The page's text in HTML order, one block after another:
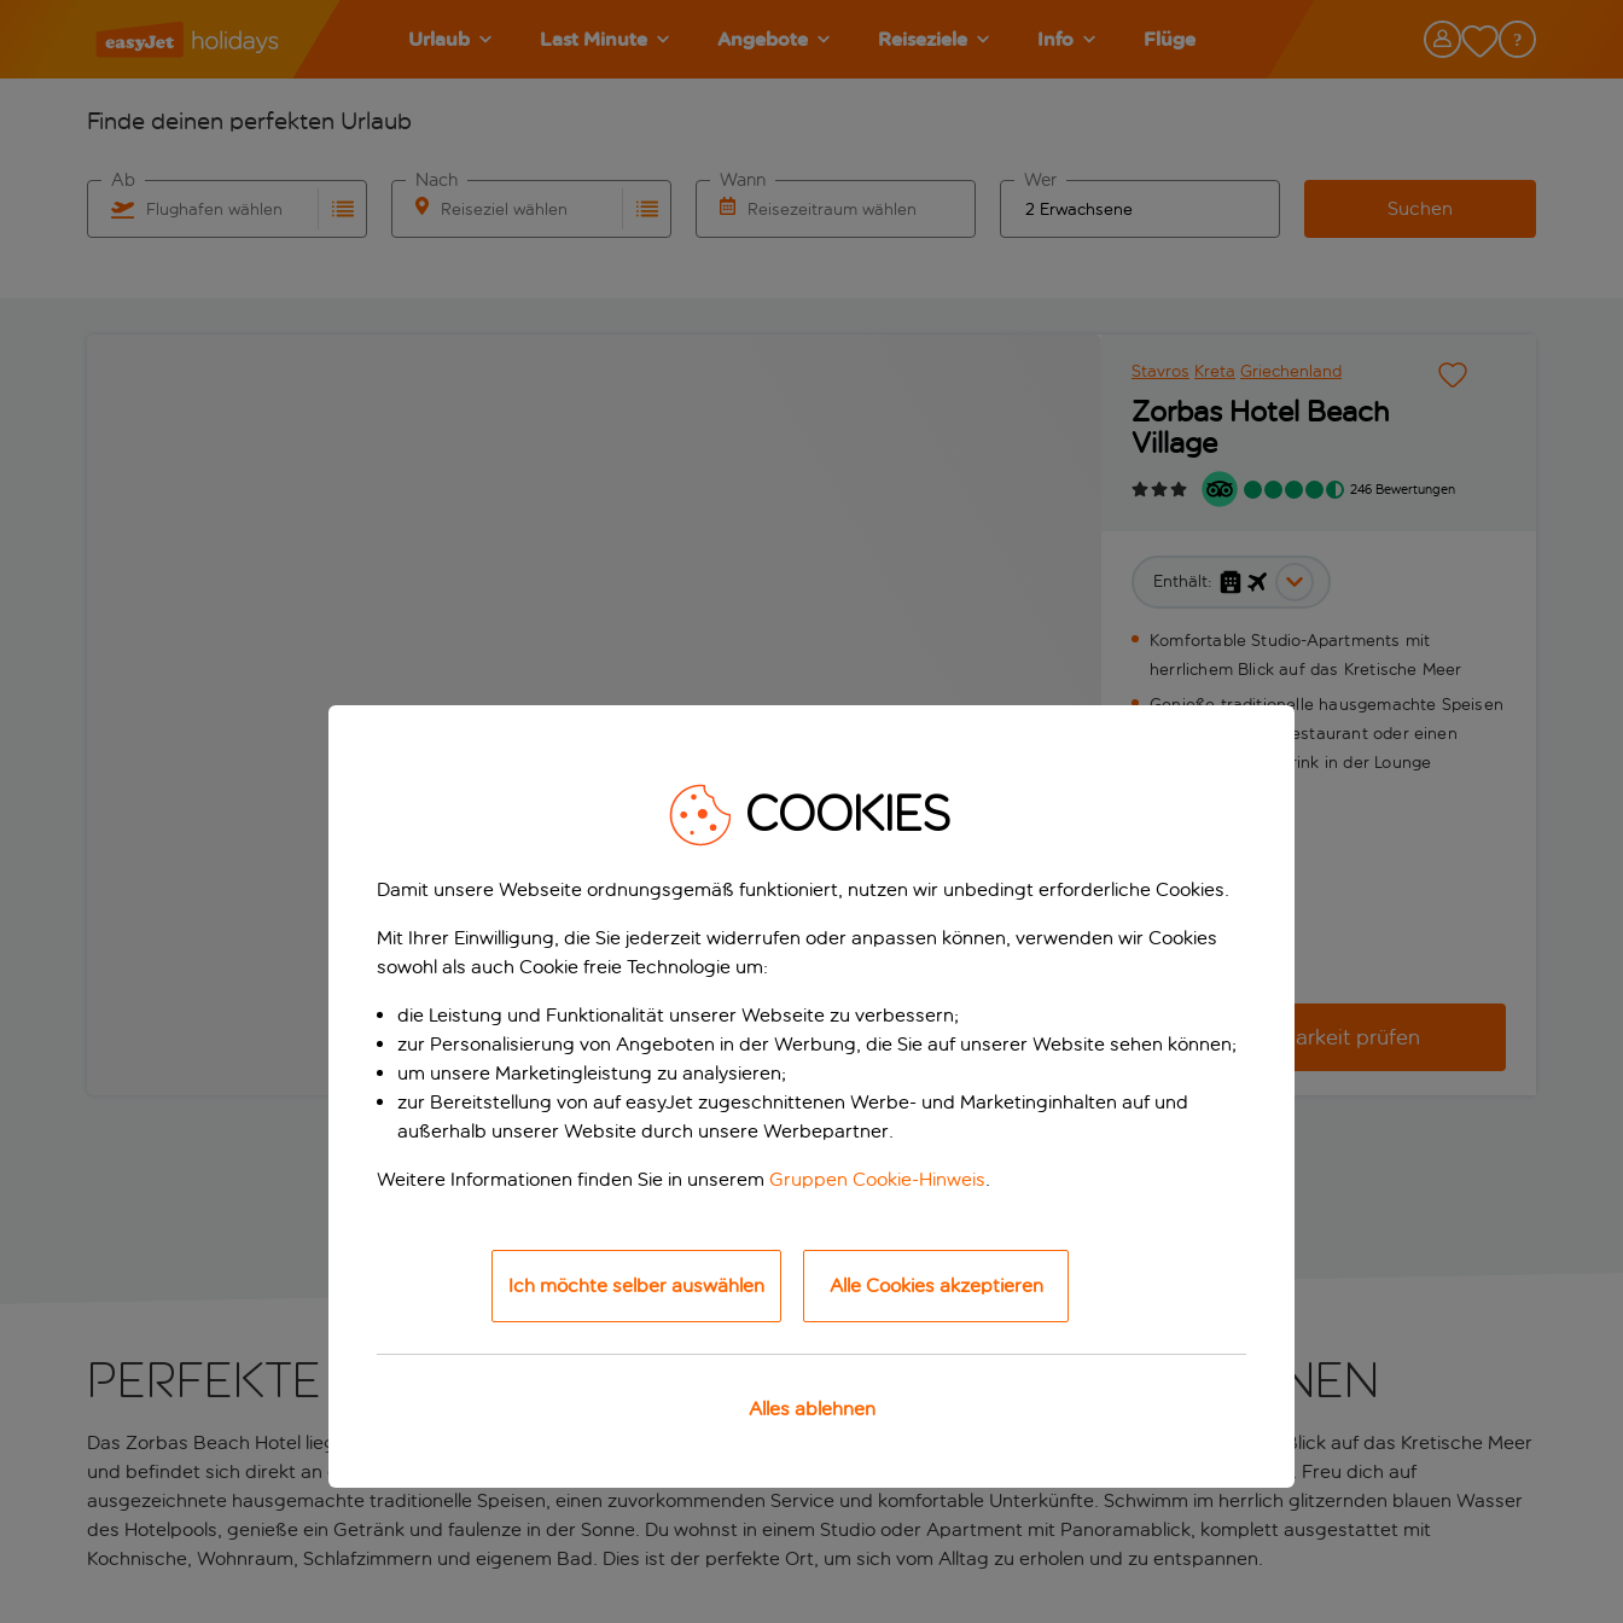
Urlaub Last Minute Angebote Reiseziele Info Flüge
Finde deinen perfekten Urlaub
Flughafen wählen
Ab
Reiseziel wählen
Nach
Reisezeitraum wählen
Wann Wer
Suchen
Stavros Kreta Griechenland
Zorbas Hotel Beach
Village
246 Bewertungen
Enthält:
Komfortable Studio-Apartments mit
herrlichem Blick auf das Kretische Meer
Genieße traditionelle hausgemachte Speisen
im hauseigenen Restaurant oder einen
entspannenden Drink in der Lounge
Verfügbarkeit prüfen
Perfekte Unterkunft am Strand zum Entspannen
Das Zorbas Beach Hotel liegt direkt am Strand auf dem schönsten Teil der Halbinsel Akrotiri in Chania. Es bietet einen atemberaubenden Blick auf das Kretische Meer
und befindet sich direkt an einem wunderschönen Sandstrand. Hier bist du umgeben von unberührter Natur, fernab vom Trubel der Stadt. Freu dich auf
ausgezeichnete hausgemachte traditionelle Speisen, einen zuvorkommenden Service und komfortable Unterkünfte. Schwimm im herrlich glitzernden blauen Wasser
des Hotelpools, genieße ein Getränk und faulenze in der Sonne. Du wohnst in einem Studio oder Apartment mit Panoramablick, komplett ausgestattet mit
Kochnische, Wohnraum, Schlafzimmern und eigenem Bad. Dies ist der perfekte Ort, um sich vom Alltag zu erholen und zu entspannen.
COOKIES
Damit unsere Webseite ordnungsgemäß funktioniert, nutzen wir unbedingt erforderliche Cookies.
Mit Ihrer Einwilligung, die Sie jederzeit widerrufen oder anpassen können, verwenden wir Cookies
sowohl als auch Cookie freie Technologie um:
die Leistung und Funktionalität unserer Webseite zu verbessern;
zur Personalisierung von Angeboten in der Werbung, die Sie auf unserer Website sehen können;
um unsere Marketingleistung zu analysieren;
zur Bereitstellung von auf easyJet zugeschnittenen Werbe- und Marketinginhalten auf und
außerhalb unserer Website durch unsere Werbepartner.
Weitere Informationen finden Sie in unserem Gruppen Cookie-Hinweis
Ich möchte selber auswählen Alle Cookies akzeptieren
Alles ablehnen